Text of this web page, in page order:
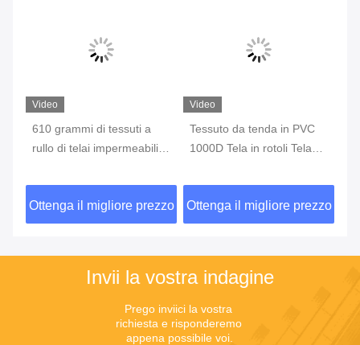
Video
610 grammi di tessuti a
rullo di telai impermeabili
vinile 0,9 mm di PVC
Ottenga il migliore prezzo
Video
Tessuto da tenda in PVC
1000D Tela in rotoli Tela
Ottenga il migliore prezzo
Invii la vostra indagine
Prego inviici la vostra
richiesta e risponderemo
appena possibile voi.